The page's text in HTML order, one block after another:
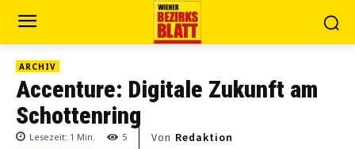
ARCHIV
Accenture: Digitale Zukunft am
Schottenring
Lesezeit: 1 Min. 5 Von Redaktion